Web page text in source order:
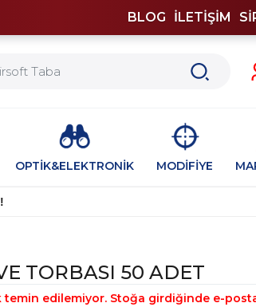
BLOG İLETİŞİM
OPTİK&ELEKTRONİK MODİFİYE
TORBASI 50 ADET
temin edilemiyor. Stoğa girdiğinde e-